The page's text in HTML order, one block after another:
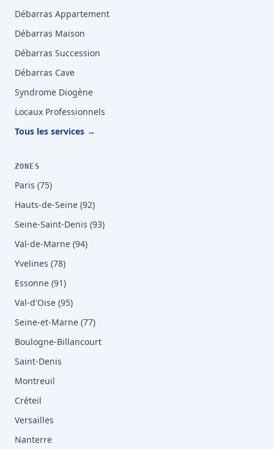
Débarras Appartement
Débarras Maison
Débarras Succession
Débarras Cave
Syndrome Diogène
Locaux Professionnels
Tous les services →
ZONES
Paris (75)
Hauts-de-Seine (92)
Seine-Saint-Denis (93)
Val-de-Marne (94)
Yvelines (78)
Essonne (91)
Val-d'Oise (95)
Seine-et-Marne (77)
Boulogne-Billancourt
Saint-Denis
Montreuil
Créteil
Versailles
Nanterre